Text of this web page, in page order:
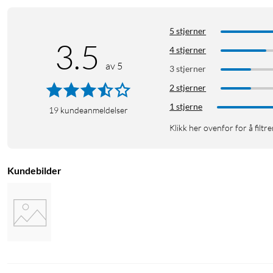
3.5 av 5
19 kundeanmeldelser
5 stjerner
4 stjerner
3 stjerner
2 stjerner
1 stjerne
Klikk her ovenfor for å
Kundebilder